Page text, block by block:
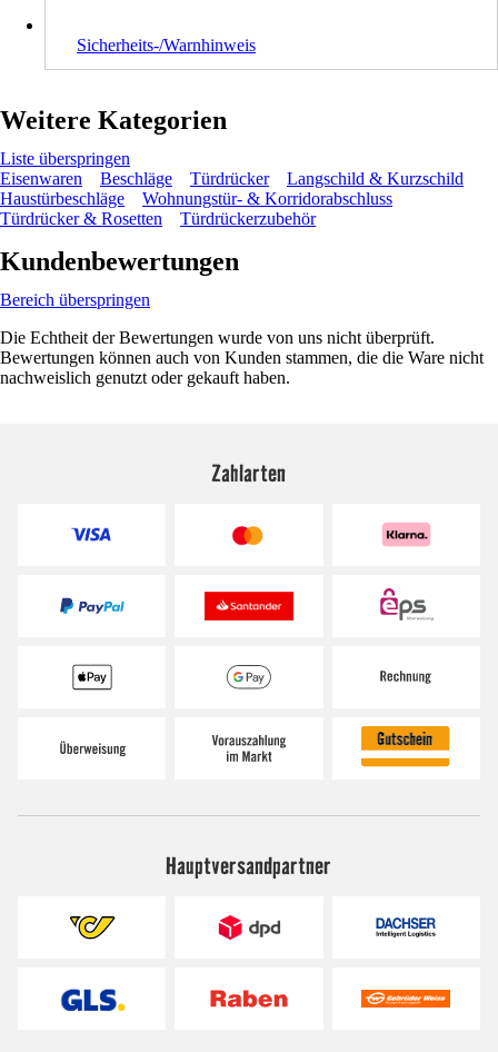
Sicherheits-/Warnhinweis
Weitere Kategorien
Liste überspringen
Eisenwaren
Beschläge Türdrücker
Langschild & Kurzschild
Haustürbeschläge
Wohnungstür- & Korridorabschluss
Türdrücker & Rosetten
Türdrückerzubehör
Kundenbewertungen
Bereich überspringen
Die Echtheit der Bewertungen wurde von uns nicht überprüft.
Bewertungen können auch von Kunden stammen, die die Ware nicht
nachweislich genutzt oder gekauft haben.
Zahlarten
Hauptversandpartner